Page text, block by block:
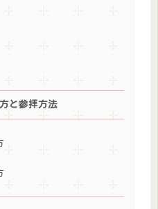
と参拝方法